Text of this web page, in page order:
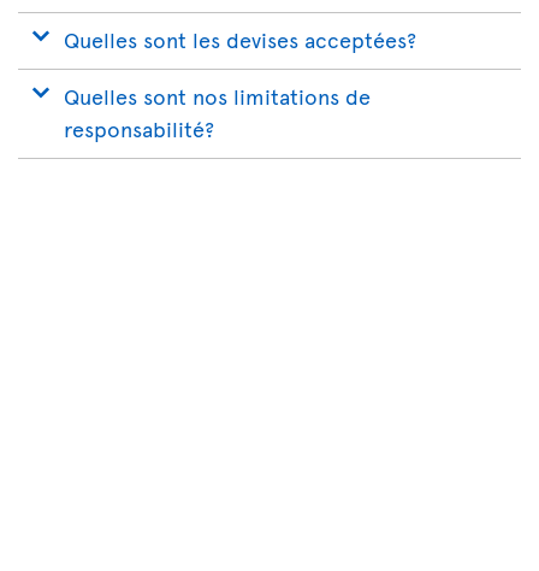
Quelles sont les devises acceptées?
Quelles sont nos limitations de
responsabilité?